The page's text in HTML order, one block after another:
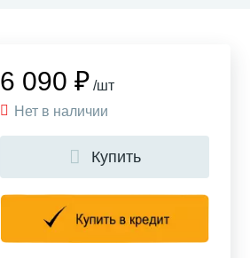
6 090 ₽ /шт
Нет в наличии
Купить